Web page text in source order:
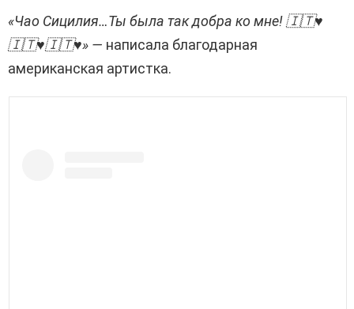
«Чао Сицилия…Ты была так добра ко мне! 🇮🇹♥️
🇮🇹♥️🇮🇹♥️» — написала благодарная
американская артистка.